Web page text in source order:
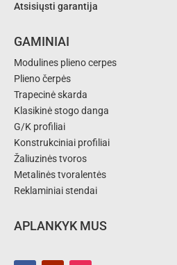
Atsisiųsti garantija
GAMINIAI
Modulines plieno cerpes
Plieno čerpės
Trapecinė skarda
Klasikinė stogo danga
G/K profiliai
Konstrukciniai profiliai
Žaliuzinės tvoros
Metalinės tvoralentės
Reklaminiai stendai
APLANKYK MUS